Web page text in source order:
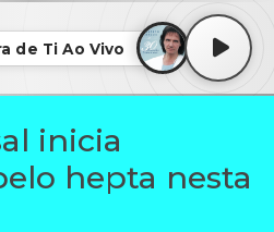
Ti Ao Vivo - Roberto
inicia
hepta nesta